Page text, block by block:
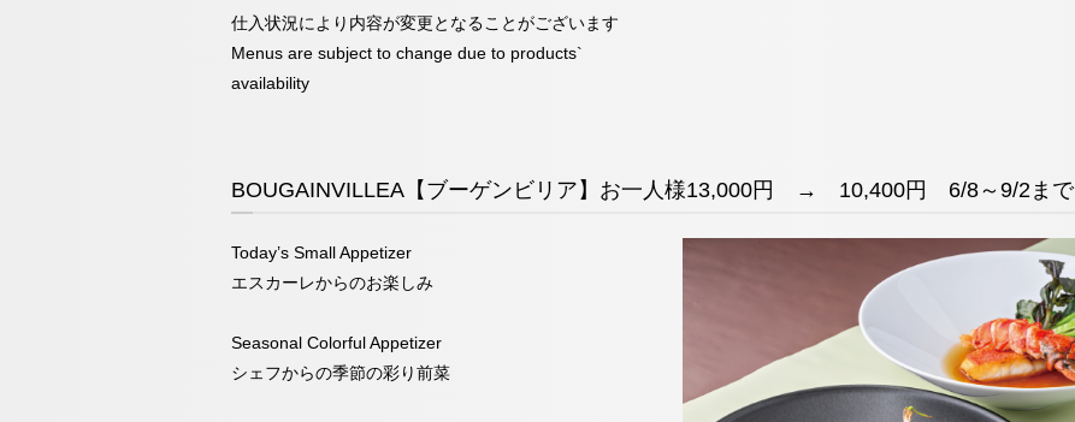
仕入状況により内容が変更となることがございます
Menus are subject to change due to products`
availability
BOUGAINVILLEA【ブーゲンビリア】お一人様13,000円 → 10,400円 6/8～9/2まで
Today’s Small Appetizer
エスカーレからのお楽しみ
Seasonal Colorful Appetizer
シェフからの季節の彩り前菜